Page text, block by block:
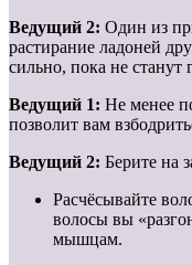
Ведущий 2: Один из
растирание ладоней
сильно, пока не
Ведущий 1: Не менее
позволит вам
Ведущий 2: Берите на
Расчёсывайте
волосы вы
мышцам.